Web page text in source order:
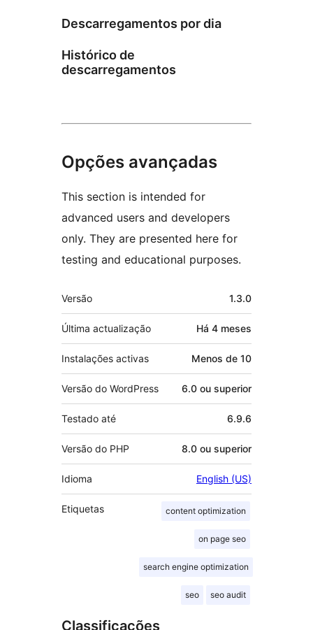
Descarregamentos por dia
Histórico de
descarregamentos
Opções avançadas
This section is intended for
advanced users and developers
only. They are presented here for
testing and educational purposes.
Metadados
Versão 1.3.0
Última actualização Há 4 meses
Instalações activas Menos de 10
Versão do WordPress 6.0 ou superior
Testado até 6.9.6
Versão do PHP 8.0 ou superior
Idioma English (US)
Etiquetas content optimization
on page seo
search engine optimization
seo seo audit
Classificações